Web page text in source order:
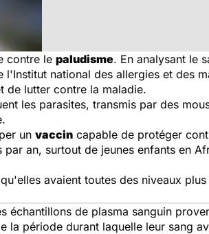
contre le paludisme. En analysant le
national des allergies et des
de lutter contre la maladie.
les parasites, transmis par des
un vaccin capable de protéger
an, surtout de jeunes enfants en
avaient toutes des niveaux
échantillons de plasma sanguin
la période durant laquelle leur sang